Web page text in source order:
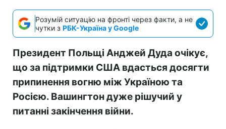
Розумій ситуацію на фронті через факти, а не
чутки з РБК-Україна у Google
Президент Польщі Анджей Дуда очікує,
що за підтримки США вдасться досягти
припинення вогню між Україною та
Росією. Вашингтон дуже рішучий у
питанні закінчення війни.